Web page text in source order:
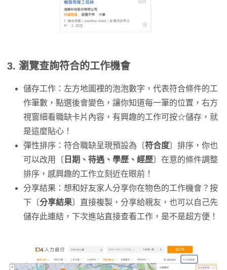
3. 瀏覽查詢符合的工作機會
儲存工作：左方地圖裡的泡泡數字，代表符合條件的工
作筆數，點選後會變色，讓你知道每一筆的位置，右方
視窗細看職缺卡片內容，有興趣的工作可按☆儲存，就
是這麼貼心！
彈性排序：符合職缺呈現預設為〔符合度〕排序，你也
可以改用〔 日期、待遇、學歷、經歷〕在意的條件調整
排序，感興趣的工作立刻近在眼前！
分享結果：想和好友家人分享你在物色的工作機會？按
下〔分享結果〕直接複製，分享給親友，也可以自己先
儲存此連結，下次進站直接查看工作，是不是超方便！